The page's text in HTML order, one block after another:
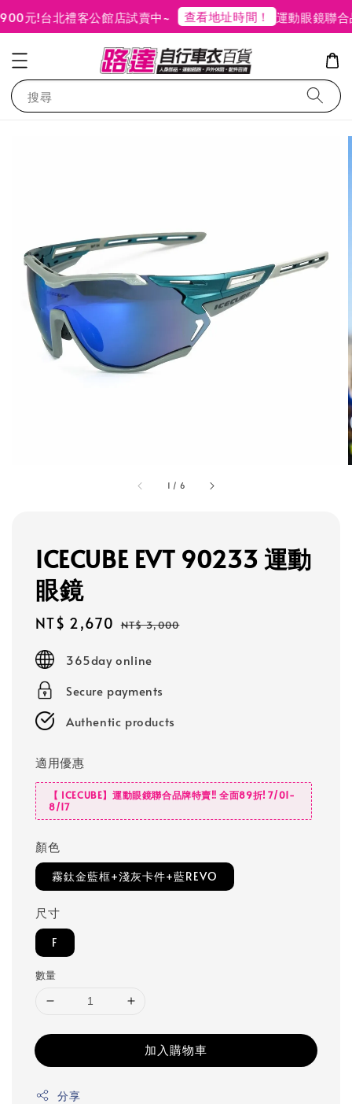
元!台北禮客公館店試賣中~ 查看地址時間！ 運動眼鏡聯合品
搜尋
1 / 6
ICECUBE EVT 90233 運動
眼鏡
Sale
NT$ 2,670 Regular
NT$ 3,000
365day online
Secure payments
Authentic products
適用優惠
【 ICECUBE】運動眼鏡聯合品牌特賣‼️ 全面89折! 7/01-
8/17
顏色
霧鈦金藍框+淺灰卡件+藍REVO
尺寸
F
數量
加入購物車
分享